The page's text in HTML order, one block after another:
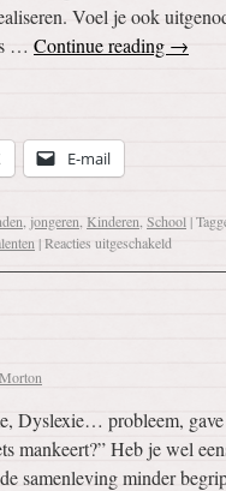
Voel je ook
… Continue reading →
E-mail
jongeren Kinderen School |
|Reacties uitgeschakeld
Dyslexie… probleem,
mankeert?” Heb je wel
samenleving minder